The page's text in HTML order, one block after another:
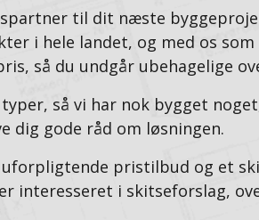
til dit næste
i hele landet, og med os
så du undgår ubehagelige
så vi har nok bygget
dig gode råd om løsningen.
pristilbud og et
interesseret i skitseforslag,